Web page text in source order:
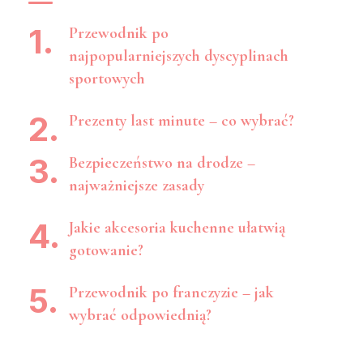
Przewodnik po
najpopularniejszych dyscyplinach
sportowych
Prezenty last minute – co wybrać?
Bezpieczeństwo na drodze –
najważniejsze zasady
Jakie akcesoria kuchenne ułatwią
gotowanie?
Przewodnik po franczyzie – jak
wybrać odpowiednią?